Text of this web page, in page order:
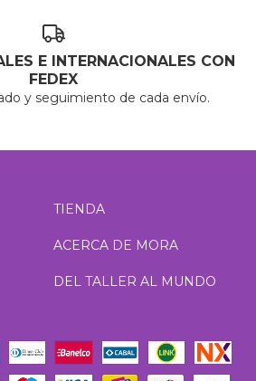
E INTERNACIONALES CON
FEDEX
y seguimiento de cada envío.
TIENDA
ACERCA DE MORA
DEL TALLER AL MUNDO